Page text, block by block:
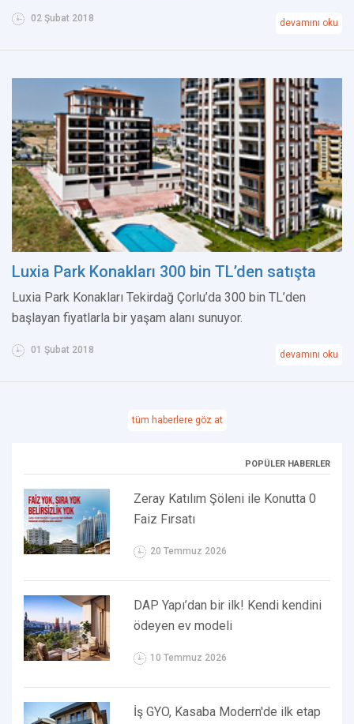
02 Şubat 2018 devamını oku
Luxia Park Konakları 300 bin TL’den satışta
Luxia Park Konakları Tekirdağ Çorlu’da 300 bin TL’den
başlayan fiyatlarla bir yaşam alanı sunuyor.
01 Şubat 2018 devamını oku
tüm haberlere göz at
POPÜLER HABERLER
Zeray Katılım Şöleni ile Konutta 0
Faiz Fırsatı
20 Temmuz 2026
DAP Yapı’dan bir ilk! Kendi kendini
ödeyen ev modeli
10 Temmuz 2026
İş GYO, Kasaba Modern'de ilk etap